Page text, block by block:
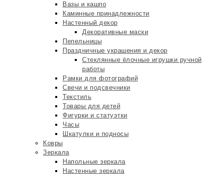
Вазы и кашпо
Каминные принадлежности
Настенный декор
Декоративные маски
Пепельницы
Праздничные украшения и декор
Стеклянные ёлочные игрушки ручной
работы
Рамки для фотографий
Свечи и подсвечники
Текстиль
Товары для детей
Фигурки и статуэтки
Часы
Шкатулки и подносы
Ковры
Зеркала
Напольные зеркала
Настенные зеркала